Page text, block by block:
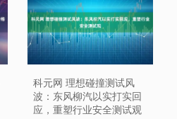
科元网 理想碰撞测试风
波：东风柳汽以实打实回
应，重塑行业安全测试观